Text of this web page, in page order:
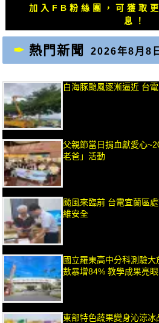
加入FB粉絲團，可獲取
息！
熱門新聞 2026年8月8日
白海豚颱風逐漸逼近 台
父親節當日捐血獻愛心
老爸」活動
颱風來臨前 台電宜蘭區
維安全
國立羅東高中分科測驗
數暴增84% 教學成果亮眼
東部特色蔬果變身沁涼